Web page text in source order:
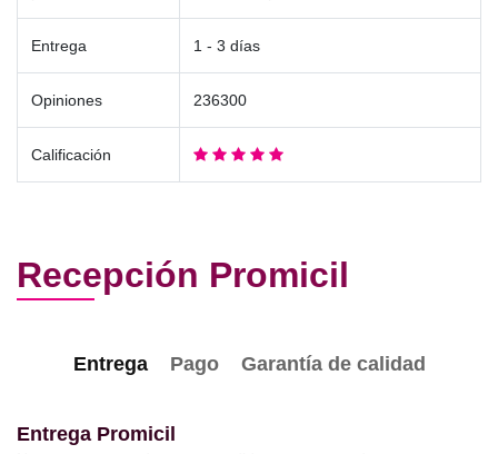
Entrega 1 - 3 días
Opiniones 236300
Calificación
Recepción Promicil
Entrega Pago Garantía de calidad
Entrega Promicil